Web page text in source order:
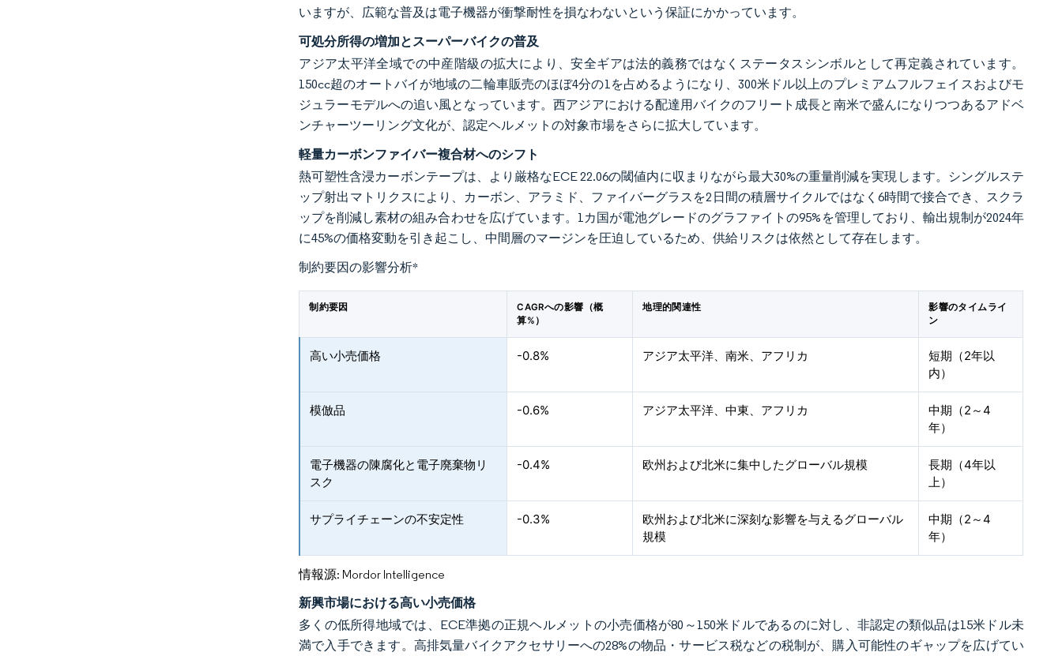
いますが、広範な普及は電子機器が衝撃耐性を損なわないという保証にかかっています。
可処分所得の増加とスーパーバイクの普及
アジア太平洋全域での中産階級の拡大により、安全ギアは法的義務ではなくステータスシンボルとして再定義されています。
150cc超のオートバイが地域の二輪車販売のほぼ4分の1を占めるようになり、300米ドル以上のプレミアムフルフェイスおよびモ
ジュラーモデルへの追い風となっています。西アジアにおける配達用バイクのフリート成長と南米で盛んになりつつあるアドベ
ンチャーツーリング文化が、認定ヘルメットの対象市場をさらに拡大しています。
軽量カーボンファイバー複合材へのシフト
熱可塑性含浸カーボンテープは、より厳格なECE 22.06の閾値内に収まりながら最大30%の重量削減を実現します。シングルステ
ップ射出マトリクスにより、カーボン、アラミド、ファイバーグラスを2日間の積層サイクルではなく6時間で接合でき、スクラ
ップを削減し素材の組み合わせを広げています。1カ国が電池グレードのグラファイトの95%を管理しており、輸出規制が2024年
に45%の価格変動を引き起こし、中間層のマージンを圧迫しているため、供給リスクは依然として存在します。
制約要因の影響分析*
制約要因
CAGRへの影響（概
算%）
地理的関連性
影響のタイムライ
ン
高い小売価格 -0.8% アジア太平洋、南米、アフリカ
短期（2年以
内）
模倣品 -0.6% アジア太平洋、中東、アフリカ
中期（2～4
年）
電子機器の陳腐化と電子廃棄物リ
スク
-0.4% 欧州および北米に集中したグローバル規模
長期（4年以
上）
サプライチェーンの不安定性 -0.3%
欧州および北米に深刻な影響を与えるグローバル
規模
中期（2～4
年）
情報源: Mordor Intelligence
新興市場における高い小売価格
多くの低所得地域では、ECE準拠の正規ヘルメットの小売価格が80～150米ドルであるのに対し、非認定の類似品は15米ドル未
満で入手できます。高排気量バイクアクセサリーへの28%の物品・サービス税などの税制が、購入可能性のギャップを広げてい